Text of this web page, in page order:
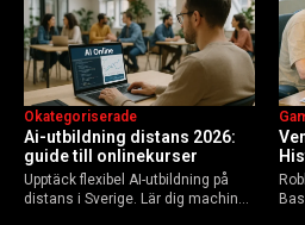
Ai-utbildning distans 2026:
guide till onlinekurser
Okategoriserade
Upptäck flexibel AI-utbildning på
distans i Sverige. Lär dig machine